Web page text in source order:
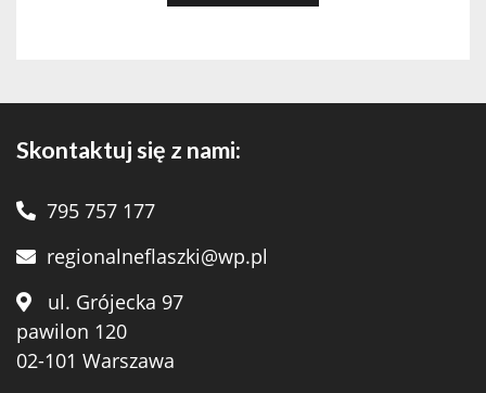
Skontaktuj się z nami:
795 757 177
regionalneflaszki@wp.pl
ul. Grójecka 97
pawilon 120
02-101 Warszawa